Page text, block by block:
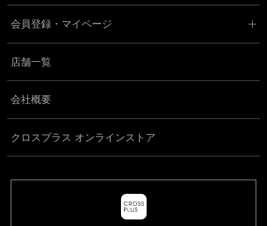
会員登録・マイページ
店舗一覧
会社概要
クロスプラス オンラインストア